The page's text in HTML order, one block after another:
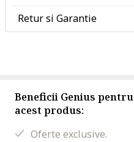
Retur si Garantie
Beneficii Genius pentru
acest produs:
Oferte exclusive.